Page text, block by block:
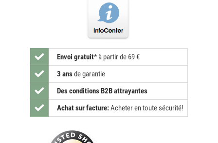
Envoi gratuit* à partir de 69 €
3 ansde garantie
Des conditions B2B attrayantes
Achat sur facture:Acheter en toute sécurité!